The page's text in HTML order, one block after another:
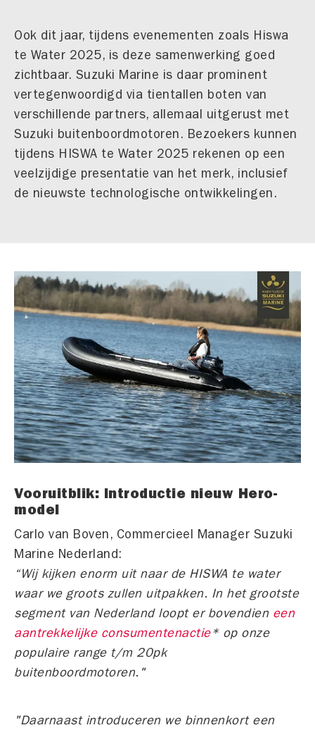
Ook dit jaar, tijdens evenementen zoals Hiswa
te Water 2025, is deze samenwerking goed
zichtbaar. Suzuki Marine is daar prominent
vertegenwoordigd via tientallen boten van
verschillende partners, allemaal uitgerust met
Suzuki buitenboordmotoren. Bezoekers kunnen
tijdens HISWA te Water 2025 rekenen op een
veelzijdige presentatie van het merk, inclusief
de nieuwste technologische ontwikkelingen.
Vooruitblik: Introductie nieuw Hero-
model
Carlo van Boven, Commercieel Manager Suzuki
Marine Nederland:
“Wij kijken enorm uit naar de HISWA te water
waar we groots zullen uitpakken. In het grootste
segment van Nederland loopt er bovendien een
aantrekkelijke consumentenactie* op onze
populaire range t/m 20pk
buitenboordmotoren."
"Daarnaast introduceren we binnenkort een